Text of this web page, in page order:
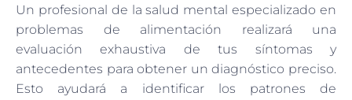
Un profesional de la salud mental especializado en
problemas de alimentación realizará una
evaluación exhaustiva de tus síntomas y
antecedentes para obtener un diagnóstico preciso.
Esto ayudará a identificar los patrones de